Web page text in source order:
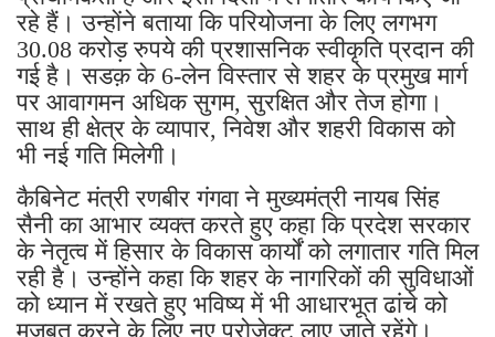
रहे हैं। उन्होंने बताया कि परियोजना के लिए लगभग
30.08 करोड़ रुपये की प्रशासनिक स्वीकृति प्रदान की
गई है। सडक़ के 6-लेन विस्तार से शहर के प्रमुख मार्ग
पर आवागमन अधिक सुगम, सुरक्षित और तेज होगा।
साथ ही क्षेत्र के व्यापार, निवेश और शहरी विकास को
भी नई गति मिलेगी।
कैबिनेट मंत्री रणबीर गंगवा ने मुख्यमंत्री नायब सिंह
सैनी का आभार व्यक्त करते हुए कहा कि प्रदेश सरकार
के नेतृत्व में हिसार के विकास कार्यों को लगातार गति मिल
रही है। उन्होंने कहा कि शहर के नागरिकों की सुविधाओं
को ध्यान में रखते हुए भविष्य में भी आधारभूत ढांचे को
मजबूत करने के लिए नए प्रोजेक्ट लाए जाते रहेंगे।